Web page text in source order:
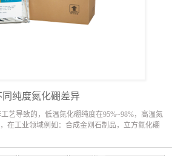
同纯度氮化硼差异
艺导致的，低温氮化硼纯度在95%~98%，高温氮
在工业领域例如：合成金刚石制品，立方氮化硼